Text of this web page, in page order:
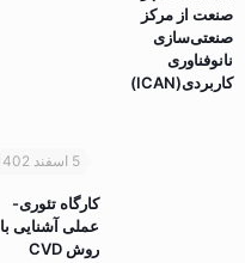
صنعت از مرکز
صنعتی‌سازی
نانوفناوری
کاربردی(ICAN)
5 اسفند 1402
کارگاه تئوری-
عملی آشنایی با
روش CVD